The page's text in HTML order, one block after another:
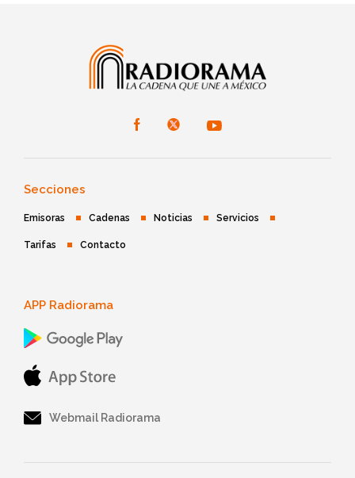
Secciones
Emisoras Cadenas Noticias Servicios
Tarifas Contacto
APP Radiorama
Webmail Radiorama